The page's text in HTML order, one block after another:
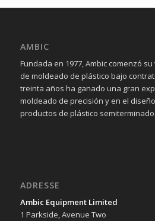
AMBIC
Fundada en 1977, Ambic comenzó
de moldeado de plástico bajo
treinta años ha ganado una gran
moldeado de precisión y en el
productos de plástico
ADRESSE
Ambic Equipment Limited
1 Parkside, Avenue Two